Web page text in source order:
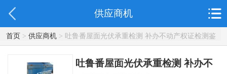
供应商机
首页> 供应商机> 吐鲁番屋面光伏承重检测 补办不动产权证检测鉴
定
吐鲁番屋面光伏承重检测 补办不